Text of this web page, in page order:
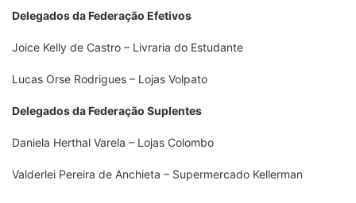
Delegados da Federação Efetivos
Joice Kelly de Castro – Livraria do Estudante
Lucas Orse Rodrigues – Lojas Volpato
Delegados da Federação Suplentes
Daniela Herthal Varela – Lojas Colombo
Valderlei Pereira de Anchieta – Supermercado Kellerman